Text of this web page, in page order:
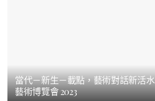
當代－新生－載點，藝術對話新活
藝術博覽會 2023